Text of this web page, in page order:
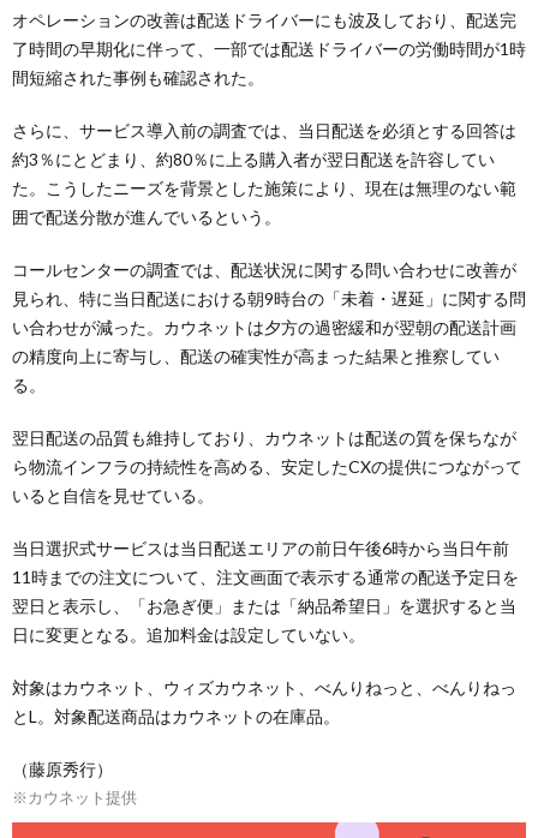
オペレーションの改善は配送ドライバーにも波及しており、配送完
了時間の早期化に伴って、一部では配送ドライバーの労働時間が1時
間短縮された事例も確認された。
さらに、サービス導入前の調査では、当日配送を必須とする回答は
約3％にとどまり、約80％に上る購入者が翌日配送を許容してい
た。こうしたニーズを背景とした施策により、現在は無理のない範
囲で配送分散が進んでいるという。
コールセンターの調査では、配送状況に関する問い合わせに改善が
見られ、特に当日配送における朝9時台の「未着・遅延」に関する問
い合わせが減った。カウネットは夕方の過密緩和が翌朝の配送計画
の精度向上に寄与し、配送の確実性が高まった結果と推察してい
る。
翌日配送の品質も維持しており、カウネットは配送の質を保ちなが
ら物流インフラの持続性を高める、安定したCXの提供につながって
いると自信を見せている。
当日選択式サービスは当日配送エリアの前日午後6時から当日午前
11時までの注文について、注文画面で表示する通常の配送予定日を
翌日と表示し、「お急ぎ便」または「納品希望日」を選択すると当
日に変更となる。追加料金は設定していない。
対象はカウネット、ウィズカウネット、べんりねっと、べんりねっ
とL。対象配送商品はカウネットの在庫品。
（藤原秀行）
※カウネット提供